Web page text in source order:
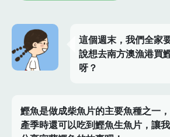
這個週末，我們全家
說想去南方澳漁港買
呀？
鰹魚是做成柴魚片的主要魚種之一
產季時還可以吃到鰹魚生魚片，讓